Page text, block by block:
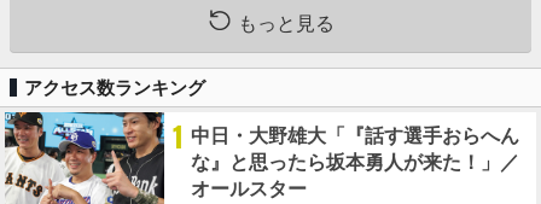
もっと見る
アクセス数ランキング
1 中日・大野雄大「『話す選手おらへん
な』と思ったら坂本勇人が来た！」／
オールスター